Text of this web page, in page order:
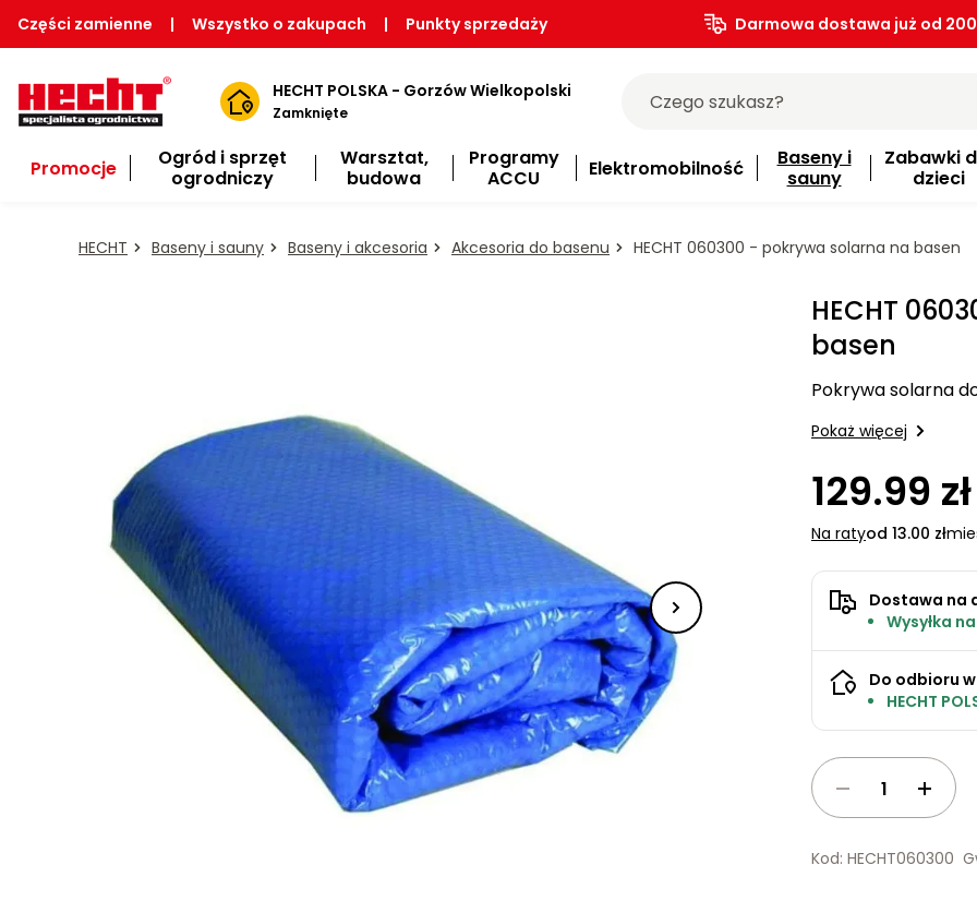
Części zamienne | Wszystko o zakupach | Punkty sprzedaży Darmowa dostawa już od
HECHT POLSKA - Gorzów Wielkopolski
Zamknięte
Promocje
Ogród i sprzęt
ogrodniczy
Warsztat,
budowa
Programy
ACCU
Elektromobilność
Baseny i
sauny
Zabawki
dzieci
HECHT Baseny i sauny Baseny i akcesoria Akcesoria do basenu HECHT 060300 - pokrywa solarna na basen
HECHT
basen
Pokrywa solarna
Pokaż więcej
129.99 zł
Na ratyod 13.00 zł
Dostawa na
Wysyłka
Do odbioru w
HECHT
Kod: HECHT060300